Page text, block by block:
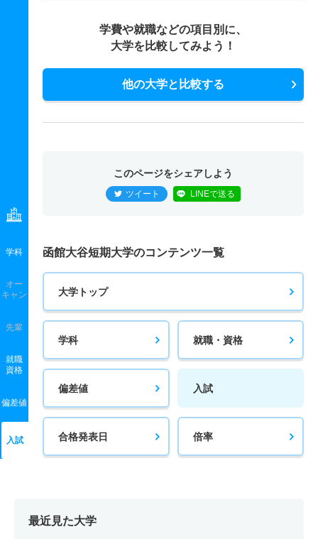
学科
オー
キャン
先輩
就職
資格
偏差値
入試
学費や就職などの項目別に、
大学を比較してみよう！
他の大学と比較する
このページをシェアしよう
ツイート LINEで送る
函館大谷短期大学のコンテンツ一覧
大学トップ
学科 就職・資格
偏差値 入試
合格発表日 倍率
最近見た大学